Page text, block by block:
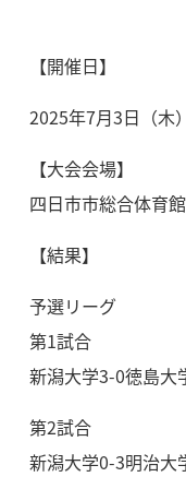
【開催日】
2025年7月3日（木
【大会会場】
四日市市総合体育
【結果】
予選リーグ
第1試合
新潟大学3-0徳島大
第2試合
新潟大学0-3明治大